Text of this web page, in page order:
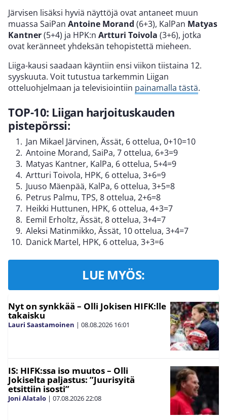
Järvisen lisäksi hyviä näyttöjä ovat antaneet muun
muassa SaiPan Antoine Morand (6+3), KalPan Matyas
Kantner(5+4) ja HPK:n Artturi Toivola (3+6), jotka
ovat keränneet yhdeksän tehopistettä mieheen.
Liiga-kausi saadaan käyntiin ensi viikon tiistaina 12.
syyskuuta. Voit tutustua tarkemmin Liigan
otteluohjelmaan ja televisiointiin painamalla tästä.
TOP-10: Liigan harjoituskauden
pistepörssi:
Jan Mikael Järvinen, Ässät, 6 ottelua, 0+10=10
Antoine Morand, SaiPa, 7 ottelua, 6+3=9
Matyas Kantner, KalPa, 6 ottelua, 5+4=9
Artturi Toivola, HPK, 6 ottelua, 3+6=9
Juuso Mäenpää, KalPa, 6 ottelua, 3+5=8
Petrus Palmu, TPS, 8 ottelua, 2+6=8
Heikki Huttunen, HPK, 6 ottelua, 4+3=7
Eemil Erholtz, Ässät, 8 ottelua, 3+4=7
Aleksi Matinmikko, Ässät, 10 ottelua, 3+4=7
Danick Martel, HPK, 6 ottelua, 3+3=6
LUE MYÖS:
Nyt on synkkää – Olli Jokisen HIFK:lle
takaisku
Lauri Saastamoinen | 08.08.2026 16:01
IS: HIFK:ssa iso muutos – Olli
Jokiselta paljastus: ”Juurisyitä
etsittiin isosti”
Joni Alatalo | 07.08.202622:08